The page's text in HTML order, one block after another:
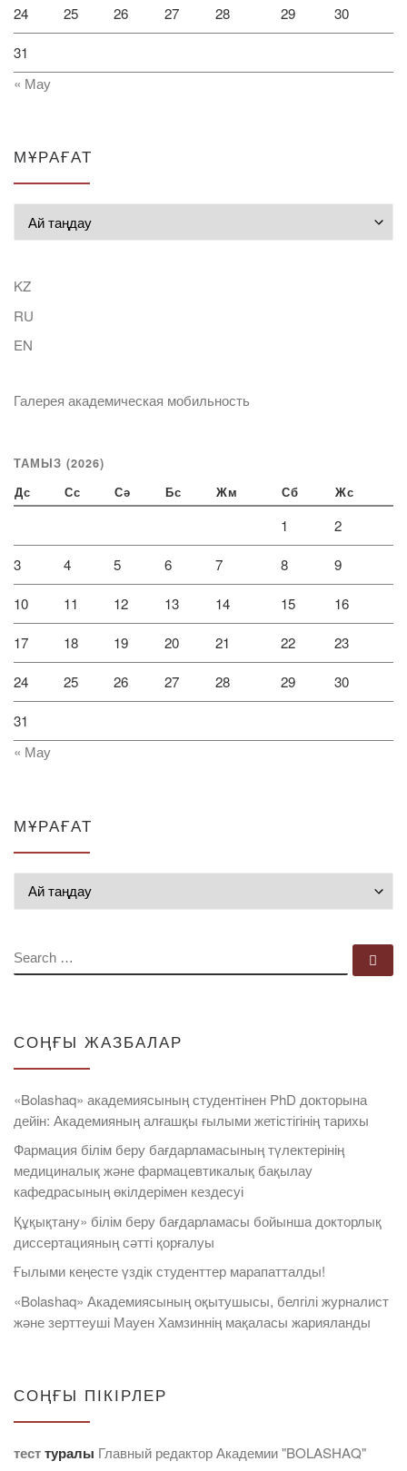
24 25 26 27 28 29 30
31
« Мау
МҰРАҒАТ
KZ
RU
EN
Галерея академическая мобильность
ТАМЫЗ (2026)
Дс Сс Сә Бс Жм Сб Жс
1 2
3 4 5 6 7 8 9
10 11 12 13 14 15 16
17 18 19 20 21 22 23
24 25 26 27 28 29 30
31
« Мау
МҰРАҒАТ
SEARCH
СОҢҒЫ ЖАЗБАЛАР
«Bolashaq» академиясының студентінен PhD докторына
дейін: Академияның алғашқы ғылыми жетістігінің тарихы
Фармация білім беру бағдарламасының түлектерінің
медициналық және фармацевтикалық бақылау
кафедрасының өкілдерімен кездесуі
Құқықтану» білім беру бағдарламасы бойынша докторлық
диссертацияның сәтті қорғалуы
Ғылыми кеңесте үздік студенттер марапатталды!
«Bolashaq» Академиясының оқытушысы, белгілі журналист
және зерттеуші Мауен Хамзиннің мақаласы жарияланды
СОҢҒЫ ПІКІРЛЕР
тесттуралы Главный редактор Академии "BOLASHAQ"